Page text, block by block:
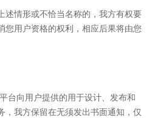
述情形或不恰当名称的，我方有权要
您用户资格的权利，相应后果将由您
台向用户提供的用于设计、发布和
，我方保留在无须发出书面通知，仅